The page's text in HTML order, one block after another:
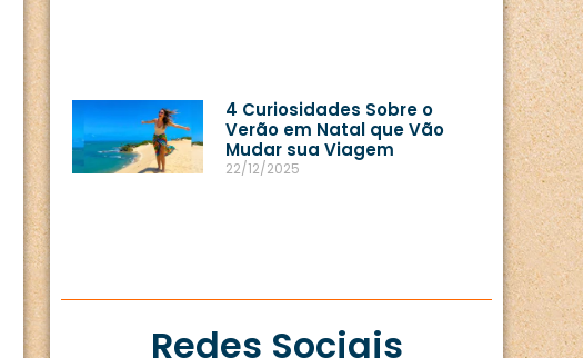
4 Curiosidades Sobre o
Verão em Natal que Vão
Mudar sua Viagem
22/12/2025
Redes Sociais